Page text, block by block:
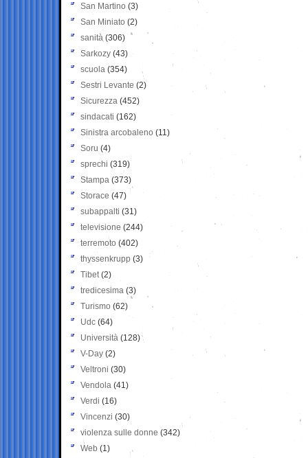
San Martino (3)
San Miniato (2)
sanità (306)
Sarkozy (43)
scuola (354)
Sestri Levante (2)
Sicurezza (452)
sindacati (162)
Sinistra arcobaleno (11)
Soru (4)
sprechi (319)
Stampa (373)
Storace (47)
subappalti (31)
televisione(244)
terremoto (402)
thyssenkrupp (3)
Tibet(2)
tredicesima (3)
Turismo (62)
Udc (64)
Università (128)
V-Day (2)
Veltroni (30)
Vendola (41)
Verdi (16)
Vincenzi (30)
violenza sulle donne (342)
Web (1)